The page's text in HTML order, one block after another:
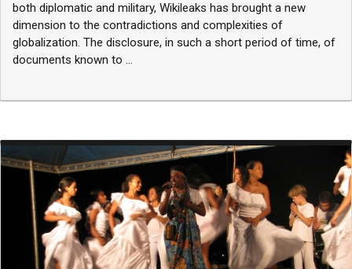
both diplomatic and military, Wikileaks has brought a new
dimension to the contradictions and complexities of
globalization. The disclosure, in such a short period of time, of
documents known to ...